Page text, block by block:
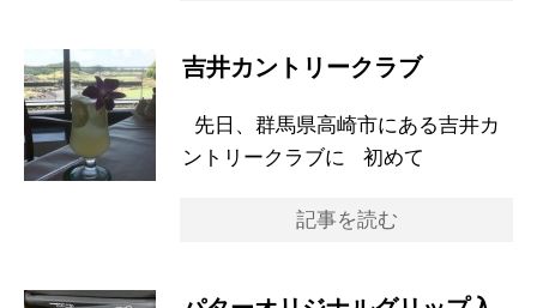
吉井カントリークラブ
先日、群馬県高崎市にある吉井カ
ントリークラブに 初めて
記事を読む